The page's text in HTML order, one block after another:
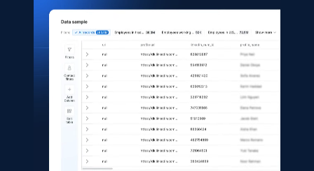
eCommerce
5.4K+ 立即购买
Shein- Products
Product name, Description, Initial price, Final
price, Currency, In stock, Color, Size, and more.